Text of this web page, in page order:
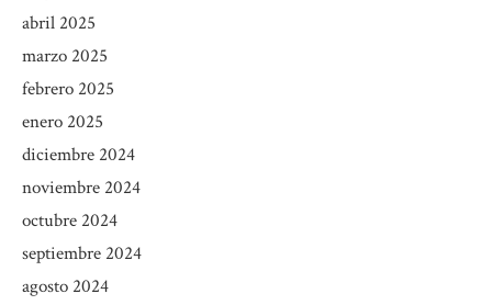
abril 2025
marzo 2025
febrero 2025
enero 2025
diciembre 2024
noviembre 2024
octubre 2024
septiembre 2024
agosto 2024